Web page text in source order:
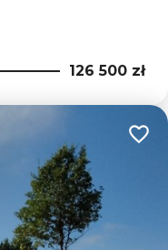
126 500 zł